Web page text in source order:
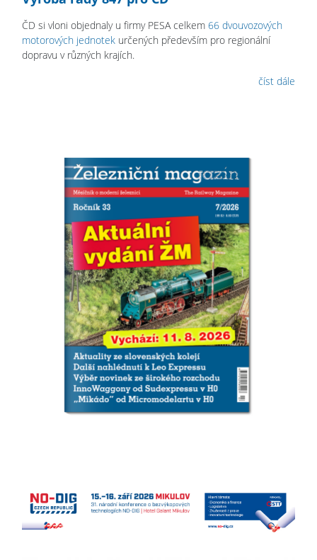
ČD si vloni objednaly u firmy PESA celkem 66 dvouvozových
motorových jednotek určených především pro regionální
dopravu v různých krajích.
číst dále